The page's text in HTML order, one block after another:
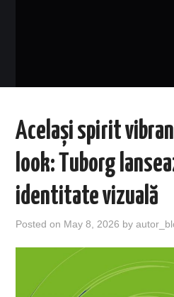
Același spirit
look: Tuborg
identitate vizuală
Posted on May 8, 2026 by